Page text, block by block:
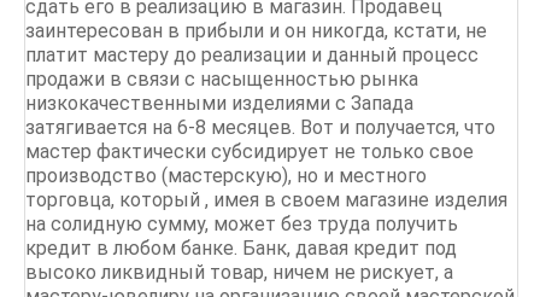
сдать его в реализацию в магазин. Продавец
заинтересован в прибыли и он никогда, кстати, не
платит мастеру до реализации и данный процесс
продажи в связи с насыщенностью рынка
низкокачественными изделиями с Запада
затягивается на 6-8 месяцев. Вот и получается, что
мастер фактически субсидирует не только свое
производство (мастерскую), но и местного
торговца, который , имея в своем магазине изделия
на солидную сумму, может без труда получить
кредит в любом банке. Банк, давая кредит под
высоко ликвидный товар, ничем не рискует, а